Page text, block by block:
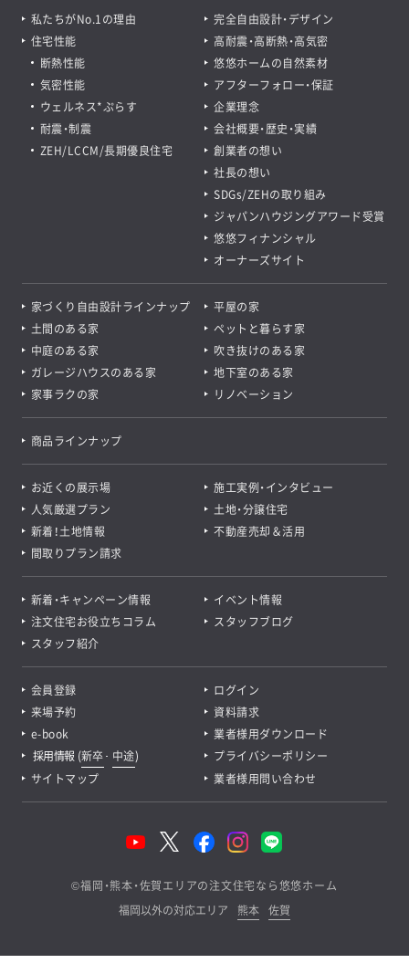
私たちがNo.1の理由
完全自由設計・デザイン
住宅性能
断熱性能
気密性能
ウェルネス*ぷらす
耐震・制震
ZEH/LCCM/長期優良住宅
高耐震・高断熱・高気密
悠悠ホームの自然素材
アフターフォロー・保証
企業理念
会社概要・歴史・実績
創業者の想い
社長の想い
SDGs/ZEHの取り組み
ジャパンハウジングアワード受賞
悠悠フィナンシャル
オーナーズサイト
家づくり自由設計ラインナップ
平屋の家
土間のある家
ペットと暮らす家
中庭のある家
吹き抜けのある家
ガレージハウスのある家
地下室のある家
家事ラクの家
リノベーション
商品ラインナップ
お近くの展示場
施工実例・インタビュー
人気厳選プラン
土地・分譲住宅
新着！土地情報
不動産売却＆活用
間取りプラン請求
新着・キャンペーン情報
イベント情報
注文住宅お役立ちコラム
スタッフブログ
スタッフ紹介
会員登録
ログイン
来場予約
資料請求
e-book
業者様用ダウンロード
採用情報 (新卒･ 中途)
プライバシーポリシー
サイトマップ
業者様用問い合わせ
©福岡・熊本・佐賀エリアの注文住宅なら悠悠ホーム
福岡以外の対応エリア
熊本 佐賀